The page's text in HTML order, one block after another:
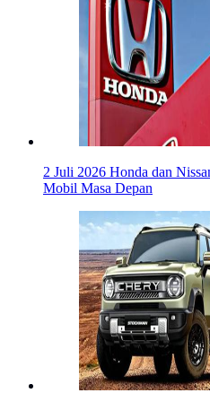
2 Juli 2026 Honda dan
Mobil Masa Depan